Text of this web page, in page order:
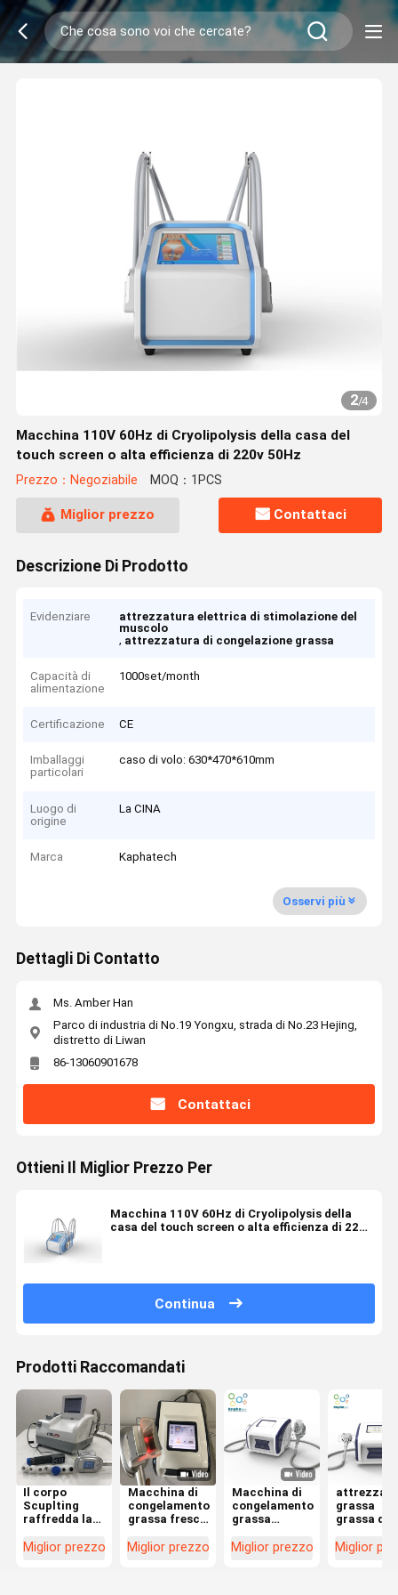
2/4
Macchina 110V 60Hz di Cryolipolysis della casa del
touch screen o alta efficienza di 220v 50Hz
Prezzo：Negoziabile MOQ：1PCS
Miglior prezzo Contattaci
Descrizione Di Prodotto
Evidenziare
attrezzatura elettrica di stimolazione del
muscolo
, attrezzatura di congelazione grassa
Capacità di
alimentazione
1000set/month
Certificazione CE
Imballaggi
particolari
caso di volo: 630*470*610mm
Luogo di
origine
La CINA
Marca Kaphatech
Osservi più
Dettagli Di Contatto
Ms. Amber Han
Parco di industria di No.19 Yongxu, strada di No.23 Hejing,
distretto di Liwan
86-13060901678
Contattaci
Ottieni Il Miglior Prezzo Per
Macchina 110V 60Hz di Cryolipolysis della
casa del touch screen o alta efficienza di 220v
Continua
Prodotti Raccomandati
Il corpo
Scuplting
raffredda la
congelamento
Miglior prezzo
Macchina di
congelamento
grassa fresca
220V
Miglior prezzo
Macchina di
congelamento
grassa
Cryo per il
Miglior prezzo
grassa
grassa di
della
Miglior